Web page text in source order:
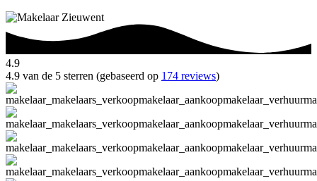
4.9
4.9 van de 5 sterren (gebaseerd op 174 reviews)